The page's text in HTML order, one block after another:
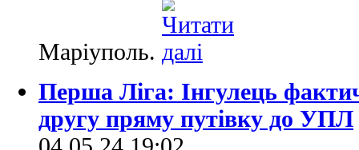
Маріуполь.
Перша Ліга: Інгулець
другу пряму путівку до УПЛ